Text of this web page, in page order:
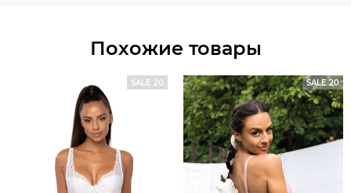
Похожие товары
SALE 20 SALE 20